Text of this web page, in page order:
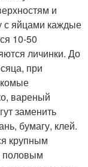
и
с яйцами каждые
10-50
личинки. До
при
вареный
заменить
бумагу, клей.
крупным